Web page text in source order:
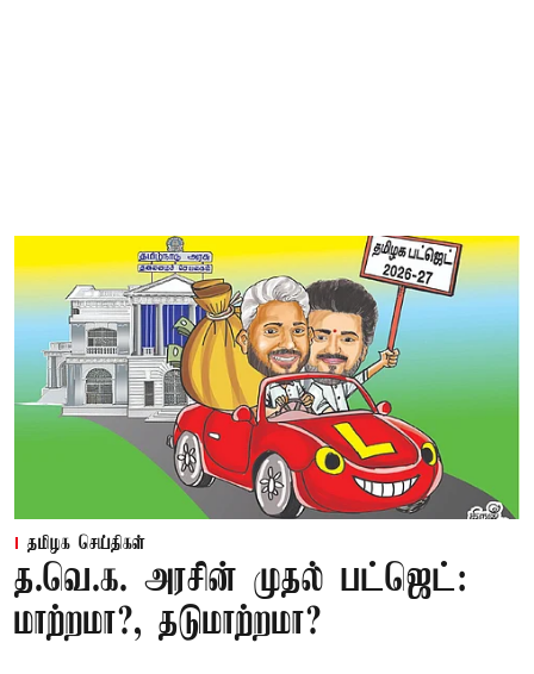
தமிழக செய்திகள்
த.வெ.க. அரசின் முதல் பட்ஜெட்:
மாற்றமா?, தடுமாற்றமா?